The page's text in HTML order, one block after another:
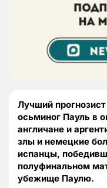
Лучший
осьминог Пауль в
англичане и
злы и немецкие
испанцы,
полуфинальном
убежище Паулю.